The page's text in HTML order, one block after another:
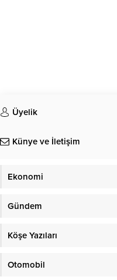
Üyelik
Künye ve İletişim
Ekonomi
Gündem
Köşe Yazıları
Otomobil